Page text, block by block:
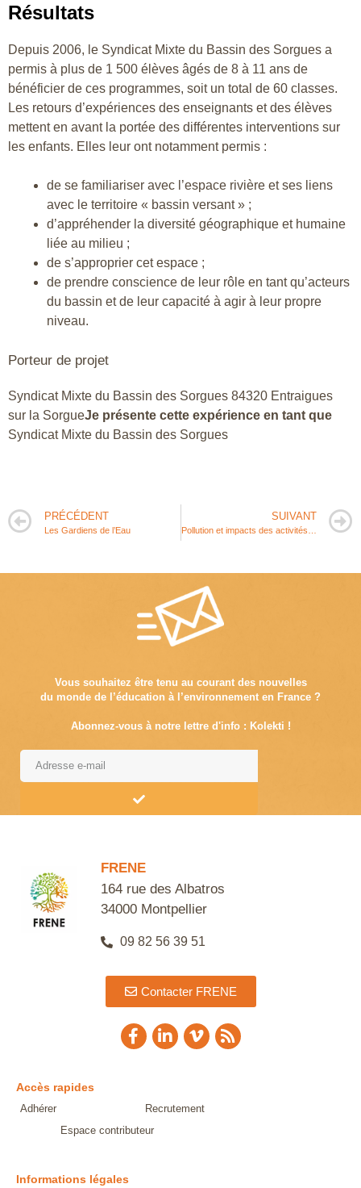
Résultats
Depuis 2006, le Syndicat Mixte du Bassin des Sorgues a
permis à plus de 1 500 élèves âgés de 8 à 11 ans de
bénéficier de ces programmes, soit un total de 60 classes.
Les retours d’expériences des enseignants et des élèves
mettent en avant la portée des différentes interventions sur
les enfants. Elles leur ont notamment permis :
de se familiariser avec l’espace rivière et ses liens
avec le territoire « bassin versant » ;
d’appréhender la diversité géographique et humaine
liée au milieu ;
de s’approprier cet espace ;
de prendre conscience de leur rôle en tant qu’acteurs
du bassin et de leur capacité à agir à leur propre
niveau.
Porteur de projet
Syndicat Mixte du Bassin des Sorgues 84320 Entraigues
sur la SorgueJe présente cette expérience en tant que
Syndicat Mixte du Bassin des Sorgues
PRÉCÉDENT
Les Gardiens de l’Eau
SUIVANT
Vous souhaitez être tenu au courant des nouvelles
du monde de l’éducation à l’environnement en France ?
Abonnez-vous à notre lettre d'info : Kolekti !
FRENE
164 rue des Albatros
34000 Montpellier
09 82 56 39 51
Contacter FRENE
Accès rapides
Adhérer
Recrutement
Espace contributeur
Informations légales